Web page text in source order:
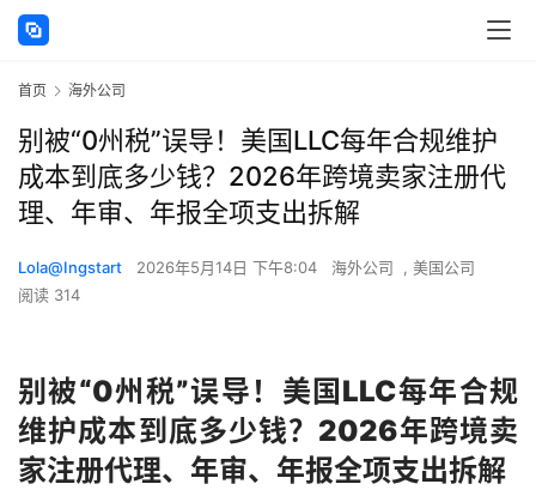
首页 海外公司
别被“0州税”误导！美国LLC每年合规维护
成本到底多少钱？2026年跨境卖家注册代
理、年审、年报全项支出拆解
Lola@Ingstart 2026年5月14日 下午8:04 海外公司 , 美国公司
阅读 314
别被“0州税”误导！美国LLC每年合规
维护成本到底多少钱？2026年跨境卖
家注册代理、年审、年报全项支出拆解